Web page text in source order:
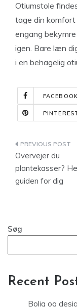
Otiumstole
tage din komfort
engang
igen. Bare læn
i en behagelig
FACEBOOK
Overvejer du
plantekasser?
guiden for dig
Søg
Recent
Bolig og